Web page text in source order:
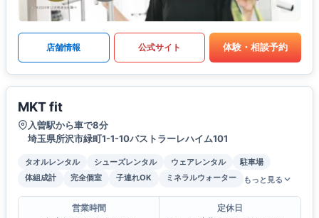
店舗情報 公式サイト 体験・相談予約
MKT fit
入曽駅から車で8分
埼玉県所沢市緑町1-1-10パストラーレハイム101
タオルレンタル シューズレンタル ウェアレンタル
駐車場
体組成計
完全個室 子連れOK ミネラルウォーター もっと見る
営業時間
定休日